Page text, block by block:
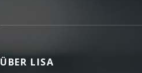
ÜBER LISA